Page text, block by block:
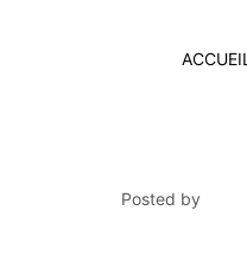
ACCUEIL
Posted by